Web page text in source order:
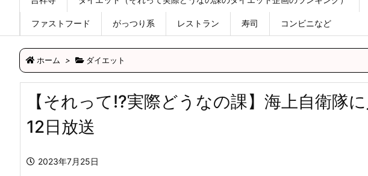
ファストフード がっつり系 レストラン 寿司 コンビニなど
ホーム > ダイエット
【それって!?実際どうなの課】海上自衛
12日放送
2023年7月25日